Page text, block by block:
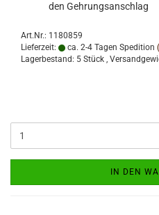
den Gehrungsanschlag
Art.Nr.: 1180859
Lieferzeit:
ca. 2-4 Tagen Spedition
Lagerbestand: 5 Stück ,
IN DEN